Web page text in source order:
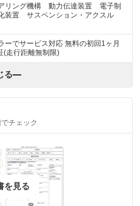
リング機構 動力伝達装置 電子制
装置 サスペンション・アクスル
ーでサービス対応 無料の初回1ヶ月
(走行距離無制限)
る
チェック
を見る